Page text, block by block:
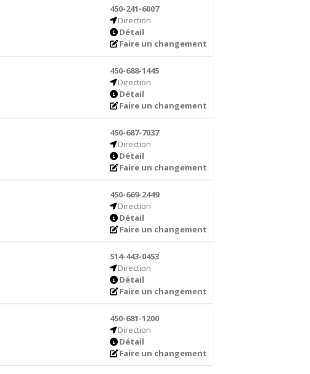
450-241-6007
Direction
Détail
Faire un changement
450-688-1445
Direction
Détail
Faire un changement
450-687-7037
Direction
Détail
Faire un changement
450-669-2449
Direction
Détail
Faire un changement
514-443-0453
Direction
Détail
Faire un changement
450-681-1200
Direction
Détail
Faire un changement